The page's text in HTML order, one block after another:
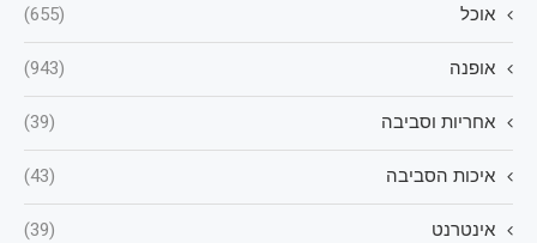
אוכל (655)
אופנה (943)
אחריות וסביבה (39)
איכות הסביבה (43)
אינטרנט (39)